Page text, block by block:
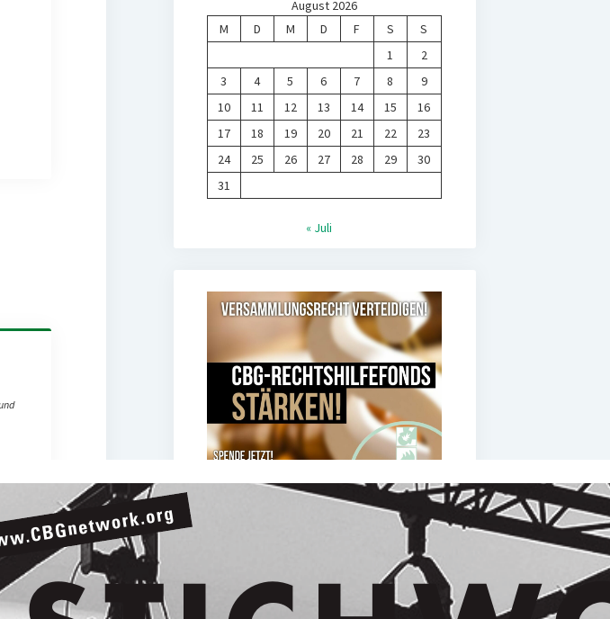
und
August 2026
M
D M D F S
S
1
2
3
4 5 6 7 8
9
10
11 12 13 14 15
16
17
18 19 20 21 22
23
24
25 26 27 28 29
30
31
« Juli